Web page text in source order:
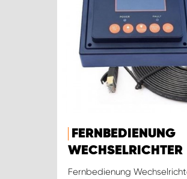
FERNBEDIENUNG
WECHSELRICHTER
Fernbedienung